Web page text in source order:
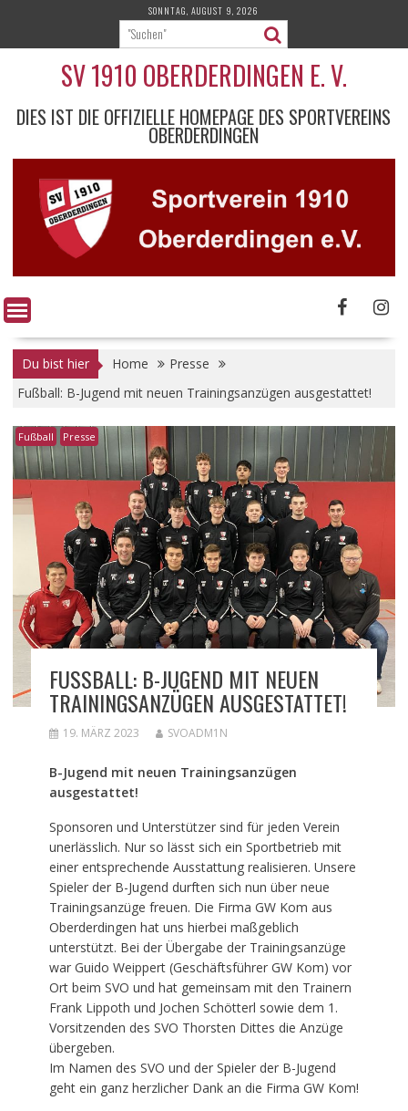
content
SONNTAG, AUGUST 9, 2026
SV 1910 OBERDERDINGEN E. V.
DIES IST DIE OFFIZIELLE HOMEPAGE DES SPORTVEREINS
OBERDERDINGEN
Du bist hier Home
Presse
Fußball: B-Jugend mit neuen Trainingsanzügen ausgestattet!
Fußball Presse
FUSSBALL: B-JUGEND MIT NEUEN T
RAININGSANZÜGEN AUSGESTATTET!
19. MÄRZ 2023 SVOADM1N
B-Jugend mit neuen Trainingsanzügen
ausgestattet!
Sponsoren und Unterstützer sind für jeden Verein
unerlässlich. Nur so lässt sich ein Sportbetrieb mit
einer entsprechende Ausstattung realisieren. Unsere
Spieler der B-Jugend durften sich nun über neue
Trainingsanzüge freuen. Die Firma GW Kom aus
Oberderdingen hat uns hierbei maßgeblich
unterstützt. Bei der Übergabe der Trainingsanzüge
war Guido Weippert (Geschäftsführer GW Kom) vor
Ort beim SVO und hat gemeinsam mit den Trainern
Frank Lippoth und Jochen Schötterl sowie dem 1.
Vorsitzenden des SVO Thorsten Dittes die Anzüge
übergeben.
Im Namen des SVO und der Spieler der B-Jugend
geht ein ganz herzlicher Dank an die Firma GW Kom!